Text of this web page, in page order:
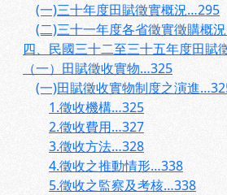
(一)三十年度田賦徵實概況…295
(二)三十一年度各省徵實徵購概
四、民國三十二至三十五年度田賦
（一）田賦徵收實物…325
(一)田賦徵收實物制度之演進
1.徵收機構…325
2.徵收費用…327
3.徵收方法…328
4.徵收之推動情形…338
5.徵收之監察及考核…338